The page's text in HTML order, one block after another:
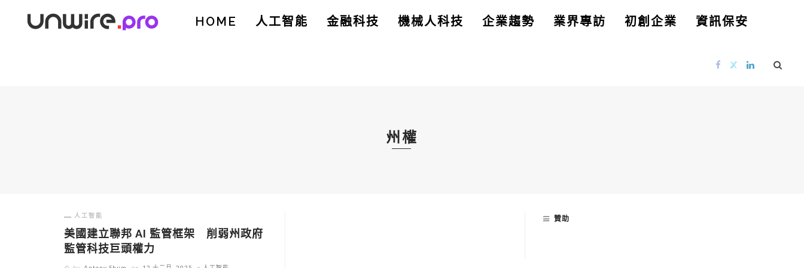
HOME 人工智能 金融科技 機械人科技 企業趨勢 業界專訪 初創企業 資訊保安
州權
人工智能
美國建立聯邦 AI 監管框架 削弱州政府
監管科技巨頭權力
贊助